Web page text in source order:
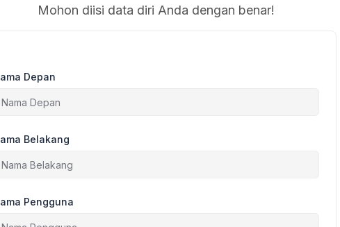
Depan
Belakang
Pengguna